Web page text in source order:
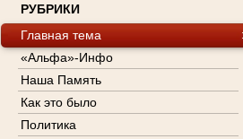
РУБРИКИ
Главная тема
«Альфа»-Инфо
Наша Память
Как это было
Политика